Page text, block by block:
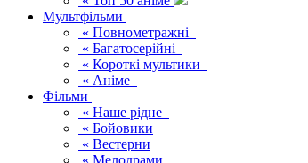
Мультфільми
« Повнометражні
« Багатосерійні
« Короткі мультики
« Аніме
Фільми
« Наше рідне
« Бойовики
« Вестерни
« Мелодрами